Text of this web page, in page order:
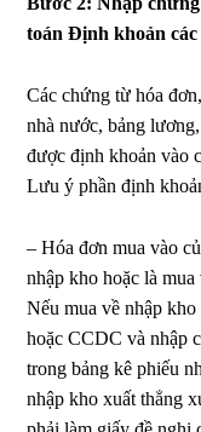
toán Định khoản
Các chứng từ hóa
nhà nước, bảng
được định khoản vào
Lưu ý phần định
– Hóa đơn mua vào
nhập kho hoặc là
Nếu mua về nhập
hoặc CCDC và nhập
trong bảng kê phiếu
nhập kho xuất thẳng